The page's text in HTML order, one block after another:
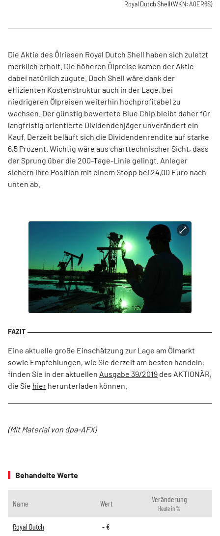
Royal Dutch Shell (WKN: A0ER6S)
Die Aktie des Ölriesen Royal Dutch Shell haben sich zuletzt
merklich erholt. Die höheren Ölpreise kamen der Aktie
dabei natürlich zugute. Doch Shell wäre dank der
effizienten Kostenstruktur auch in der Lage, bei
niedrigeren Ölpreisen weiterhin hochprofitabel zu
wachsen. Der günstig bewertete Blue Chip bleibt daher für
langfristig orientierte Dividendenjäger unverändert ein
Kauf. Derzeit beläuft sich die Dividendenrendite auf starke
6,5 Prozent. Wichtig wäre aus charttechnischer Sicht, dass
der Sprung über die 200-Tage-Linie gelingt. Anleger
sichern ihre Position mit einem Stopp bei 24,00 Euro nach
unten ab.
Eine aktuelle große Einschätzung zur Lage am Ölmarkt
sowie Empfehlungen, wie Sie derzeit am besten handeln,
finden Sie in der aktuellen Ausgabe 39/2019 des AKTIONÄR,
die Sie hier herunterladen können.
(Mit Material von dpa-AFX)
Behandelte Werte
Name Wert Veränderung
Heute in %
Royal Dutch - €